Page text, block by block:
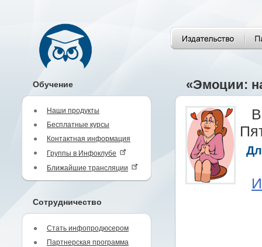
Обучение
Наши продукты
Бесплатные курсы
Контактная информация
Группы в Инфоклубе
Ближайшие трансляции
Сотрудничество
Стать инфопродюсером
Партнерская программа
«Эмоции: